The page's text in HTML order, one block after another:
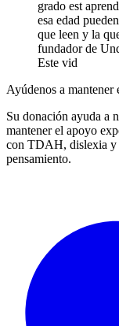
grado est
esa edad
que leen y la
fundador de
Este vid
Ayúdenos a mantener
Su donación ayuda a
mantener el apoyo
con TDAH, dislexia y
pensamiento.